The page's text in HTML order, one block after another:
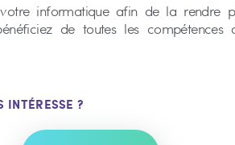
informatique afin de la rendre
de toutes les compétences
INTÉRESSE ?